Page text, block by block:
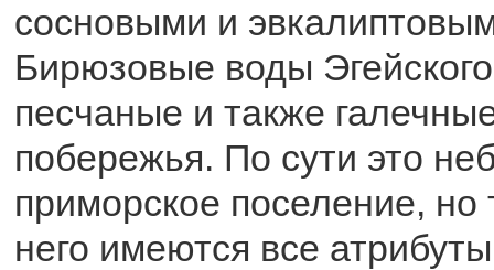
сосновыми и
Бирюзовые воды
песчаные и также
побережья. По сути это
приморское поселение,
него имеются все